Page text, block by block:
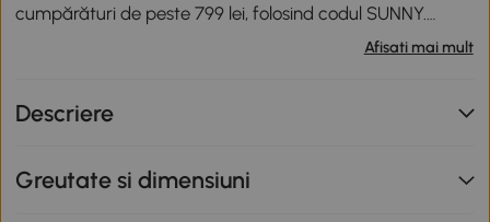
cumpărături de peste 799 lei, folosind codul SUNNY.
Codul de reducere nu este cumulabil cu alte promoții în
Afisati mai mult
Descriere
Greutate si dimensiuni